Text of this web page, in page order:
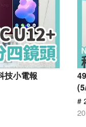
技小電報
#